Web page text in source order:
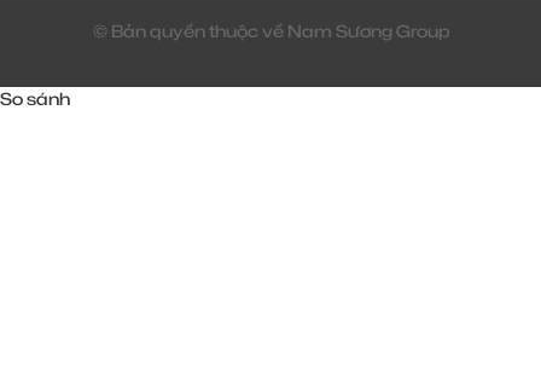
© Bản quyền thuộc về Nam Sương Group
So sánh